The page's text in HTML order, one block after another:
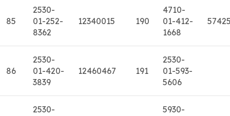
85
2530-
01-252-
8362
12340015 190
4710-
01-412-
1668
86
2530-
01-420-
3839
12460467 191
2530-
01-593-
5606
2530-
5930-